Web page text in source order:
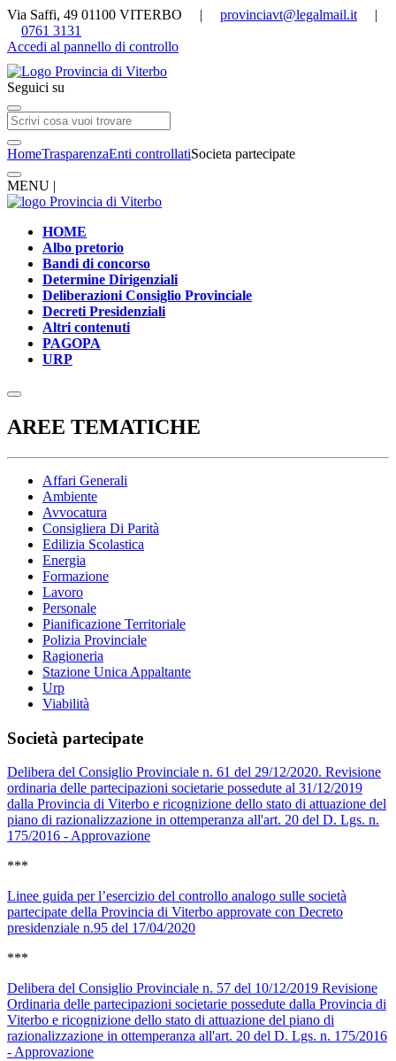
Via Saffi, 49 01100 VITERBO | provinciavt@legalmail.it |
0761 3131
Accedi al pannello di controllo
Seguici su
HomeTrasparenzaEnti controllatiSocieta partecipate
MENU |
HOME
Albo pretorio
Bandi di concorso
Determine Dirigenziali
Deliberazioni Consiglio Provinciale
Decreti Presidenziali
Altri contenuti
PAGOPA
URP
AREE TEMATICHE
Affari Generali
Ambiente
Avvocatura
Consigliera Di Parità
Edilizia Scolastica
Energia
Formazione
Lavoro
Personale
Pianificazione Territoriale
Polizia Provinciale
Ragioneria
Stazione Unica Appaltante
Urp
Viabilità
Società partecipate
Delibera del Consiglio Provinciale n. 61 del 29/12/2020. Revisione
ordinaria delle partecipazioni societarie possedute al 31/12/2019
dalla Provincia di Viterbo e ricognizione dello stato di attuazione del
piano di razionalizzazione in ottemperanza all'art. 20 del D. Lgs. n.
175/2016 - Approvazione
***
Linee guida per l’esercizio del controllo analogo sulle società
partecipate della Provincia di Viterbo approvate con Decreto
presidenziale n.95 del 17/04/2020
***
Delibera del Consiglio Provinciale n. 57 del 10/12/2019 Revisione
Ordinaria delle partecipazioni societarie possedute dalla Provincia di
Viterbo e ricognizione dello stato di attuazione del piano di
razionalizzazione in ottemperanza all'art. 20 del D. Lgs. n. 175/2016
- Approvazione